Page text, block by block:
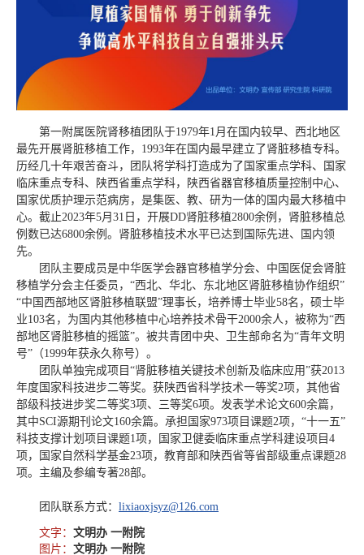
第一附属医院肾移植团队于1979年1月在国内较早、西北地区
最先开展肾脏移植工作，1993年在国内最早建立了肾脏移植专科。
历经几十年艰苦奋斗，团队将学科打造成为了国家重点学科、国家
临床重点专科、陕西省重点学科，陕西省器官移植质量控制中心、
国家优质护理示范病房，是集医、教、研为一体的国内最大移植中
心。截止2023年5月31日，开展DD肾脏移植2800余例，肾脏移植总
例数已达6800余例。肾脏移植技术水平已达到国际先进、国内领
先。
团队主要成员是中华医学会器官移植学分会、中国医促会肾脏
移植学分会主任委员，“西北、华北、东北地区肾脏移植协作组织”
“中国西部地区肾脏移植联盟”理事长，培养博士毕业58名，硕士毕
业103名，为国内其他移植中心培养技术骨干2000余人，被称为“西
部地区肾脏移植的摇篮”。被共青团中央、卫生部命名为“青年文明
号”（1999年获永久称号）。
团队单独完成项目“肾脏移植关键技术创新及临床应用”获2013
年度国家科技进步二等奖。获陕西省科学技术一等奖2项，其他省
部级科技进步奖二等奖3项、三等奖6项。发表学术论文600余篇，
其中SCI源期刊论文160余篇。承担国家973项目课题2项，“十一五”
科技支撑计划项目课题1项，国家卫健委临床重点学科建设项目4
项，国家自然科学基金23项，教育部和陕西省等省部级重点课题28
项。主编及参编专著28部。
团队联系方式： lixiaoxjsyz@126.com
文字： 文明办 一附院
图片： 文明办 一附院